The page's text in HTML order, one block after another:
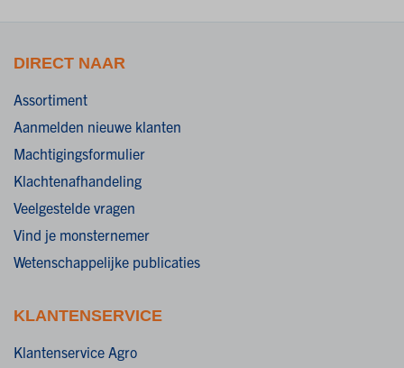
DIRECT NAAR
Assortiment
Aanmelden nieuwe klanten
Machtigingsformulier
Klachtenafhandeling
Veelgestelde vragen
Vind je monsternemer
Wetenschappelijke publicaties
KLANTENSERVICE
Klantenservice Agro